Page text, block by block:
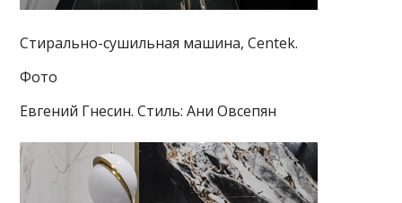
Стирально-сушильная машина, Centek.
Фото
Евгений Гнесин. Стиль: Ани Овсепян